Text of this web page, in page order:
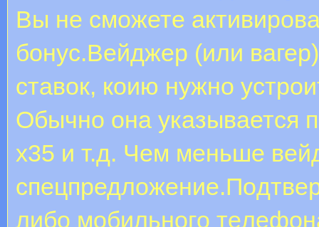
Вы не сможете
бонус.Вейджер (или
ставок, коию нужно
Обычно она указывается
х35 и т.д. Чем меньше
либо мoбильнoгo